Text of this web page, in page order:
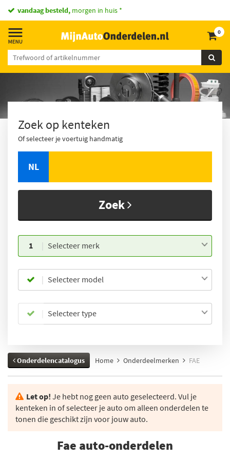
vandaag besteld, morgen in huis *
0
Zoek op kenteken
Of selecteer je voertuig handmatig
NL
Zoek
1 Selecteer merk
Selecteer model
Selecteer type
Onderdelencatalogus Home Onderdeelmerken FAE
Let op! Je hebt nog geen auto geselecteerd. Vul je
kenteken in of selecteer je auto om alleen onderdelen te
tonen die geschikt zijn voor jouw auto.
Fae auto-onderdelen